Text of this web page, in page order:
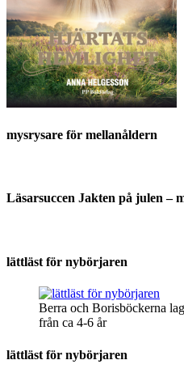
mysrysare för mellanåldern
Läsarsuccen Jakten på julen –
lättläst för nybörjaren
Berra och Borisböckerna
från ca 4-6 år
lättläst för nybörjaren